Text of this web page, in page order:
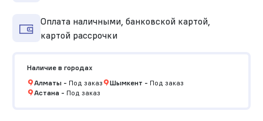
Оплата наличными, банковской картой,
картой рассрочки
Наличие в городах
Алматы- Под заказ Шымкент - Под заказ
Астана- Под заказ